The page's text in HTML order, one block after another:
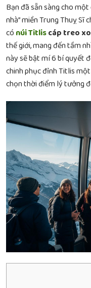
Bạn đã sẵn sàng cho
nhà” miền Trung Thuỵ Sĩ
có núi Titliscáp treo
thế giới, mang đến tầm
này sẽ bật mí 6 bí quyết
chinh phục đỉnh Titlis
chọn thời điểm lý tưởng